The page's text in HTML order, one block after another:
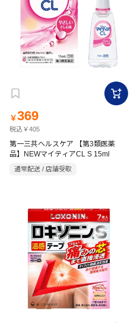
￥369
税込￥405
第一三共ヘルスケア 【第3類医薬
品】NEWマイティアCL S 15ml
通常配送 / 店舗受取